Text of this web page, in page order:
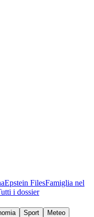
Epstein FilesFamiglia nel
i dossier
Sport
Meteo